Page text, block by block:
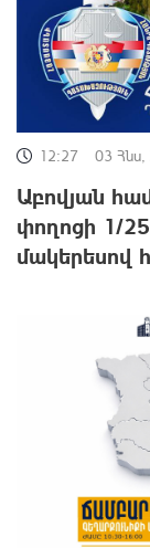
12:27 03 Հնս,
Աբովյան
փողոցի 1/
մակերեսով